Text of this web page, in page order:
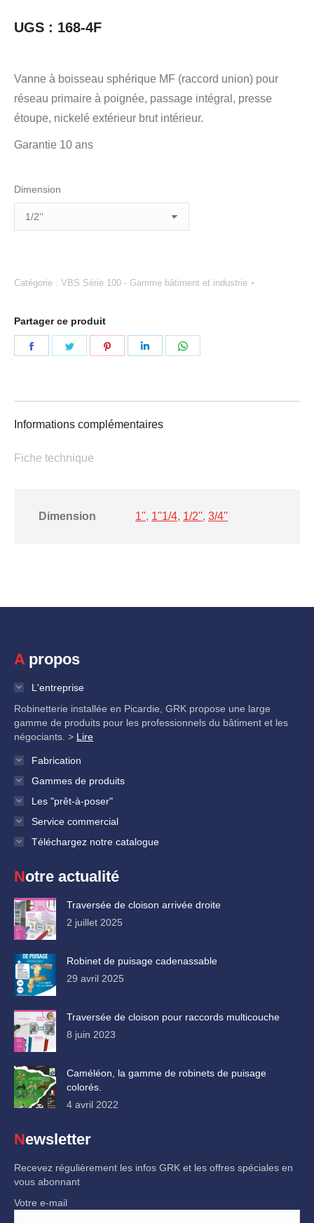
UGS : 168-4F
Vanne à boisseau sphérique MF (raccord union) pour
réseau primaire à poignée, passage intégral, presse
étoupe, nickelé extérieur brut intérieur.
Garantie 10 ans
Dimension
Catégorie : VBS Série 100 - Gamme bâtiment et industrie
Partager ce produit
Partager Partager Partager Partager
Informations complémentaires
Fiche technique
Dimension 1'', 1''1/4, 1/2'', 3/4''
A propos
L'entreprise
Robinetterie installée en Picardie, GRK propose une large
gamme de produits pour les professionnels du bâtiment et les
négociants. > Lire
Fabrication
Gammes de produits
Les "prêt-à-poser"
Service commercial
Téléchargez notre catalogue
Notre actualité
Traversée de cloison arrivée droite
2 juillet 2025
Robinet de puisage cadenassable
29 avril 2025
Traversée de cloison pour raccords multicouche
8 juin 2023
Caméléon, la gamme de robinets de puisage
colorés.
4 avril 2022
Newsletter
Recevez régulièrement les infos GRK et les offres spéciales en
vous abonnant
Votre e-mail